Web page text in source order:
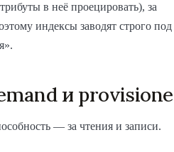
в неё проецировать), за
индексы заводят строго под
и
— за чтения и записи.